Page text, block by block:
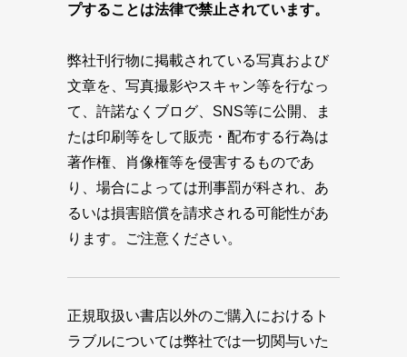
プすることは法律で禁止されています。
弊社刊行物に掲載されている写真および
文章を、写真撮影やスキャン等を行なっ
て、許諾なくブログ、SNS等に公開、ま
たは印刷等をして販売・配布する行為は
著作権、肖像権等を侵害するものであ
り、場合によっては刑事罰が科され、あ
るいは損害賠償を請求される可能性があ
ります。ご注意ください。
正規取扱い書店以外のご購入におけるト
ラブルについては弊社では一切関与いた